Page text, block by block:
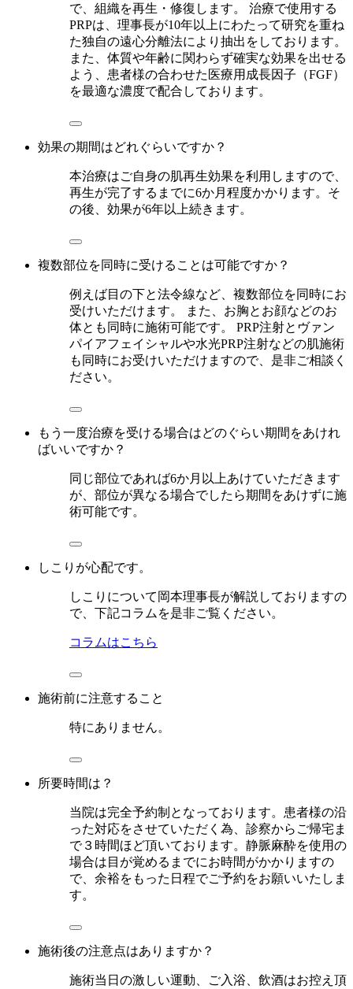
で、組織を再生・修復します。 治療で使用する
PRPは、理事長が10年以上にわたって研究を重ね
た独自の遠心分離法により抽出をしております。
また、体質や年齢に関わらず確実な効果を出せる
よう、患者様の合わせた医療用成長因子（FGF）
を最適な濃度で配合しております。
効果の期間はどれぐらいですか？
本治療はご自身の肌再生効果を利用しますので、
再生が完了するまでに6か月程度かかります。そ
の後、効果が6年以上続きます。
複数部位を同時に受けることは可能ですか？
例えば目の下と法令線など、複数部位を同時にお
受けいただけます。 また、お胸とお顔などのお
体とも同時に施術可能です。 PRP注射とヴァン
パイアフェイシャルや水光PRP注射などの肌施術
も同時にお受けいただけますので、是非ご相談く
ださい。
もう一度治療を受ける場合はどのぐらい期間をあけれ
ばいいですか？
同じ部位であれば6か月以上あけていただきます
が、部位が異なる場合でしたら期間をあけずに施
術可能です。
しこりが心配です。
しこりについて岡本理事長が解説しておりますの
で、下記コラムを是非ご覧ください。
コラムはこちら
施術前に注意すること
特にありません。
所要時間は？
当院は完全予約制となっております。患者様の沿
った対応をさせていただく為、診察からご帰宅ま
で３時間ほど頂いております。静脈麻酔を使用の
場合は目が覚めるまでにお時間がかかりますの
で、余裕をもった日程でご予約をお願いいたしま
す。
施術後の注意点はありますか？
施術当日の激しい運動、ご入浴、飲酒はお控え頂